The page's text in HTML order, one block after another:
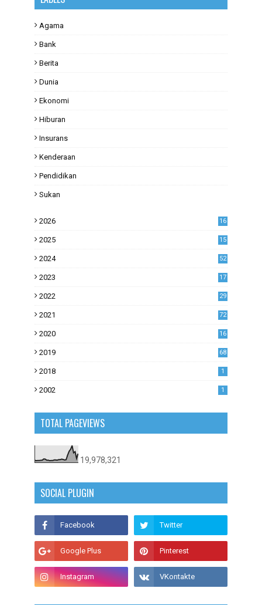
Agama
Bank
Berita
Dunia
Ekonomi
Hiburan
Insurans
Kenderaan
Pendidikan
Sukan
2026 16
2025 15
2024 52
2023
17
2022
29
2021
72
2020
16
2019
68
2018 1
2002 1
TOTAL PAGEVIEWS
19,978,321
SOCIAL PLUGIN